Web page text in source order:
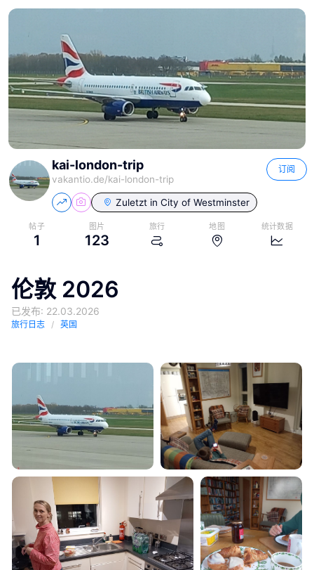
kai-london-trip
vakantio.de/kai-london-trip
订阅
Zuletzt in City of Westminster
帖子
1
图片
123
旅行 地图 统计数据
伦敦 2026
已发布: 22.03.2026
旅行日志 英国